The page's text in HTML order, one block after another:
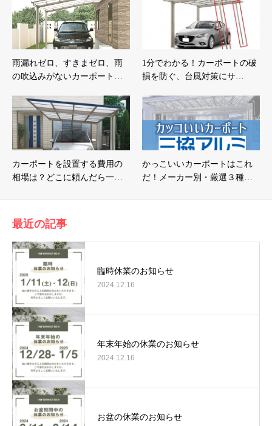
雨漏れゼロ、すきまゼロ、雨
の吹込みがないカーポート…
1分でわかる！カーポートの破
損を防ぐ、台風対策にサ…
カーポートを設置する費用の
相場は？どこに頼んだら一…
かっこいいカーポートはこれ
だ！メーカー別・厳選３種…
最近の記事
臨時休業のお知らせ
2024.12.16
年末年始の休業のお知らせ
2024.12.16
お盆の休業のお知らせ